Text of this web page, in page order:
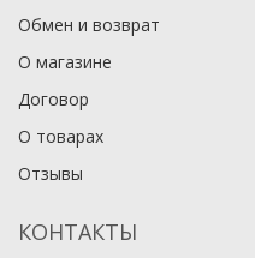
Обмен и возврат
О магазине
Договор
О товарах
Отзывы
КОНТАКТЫ